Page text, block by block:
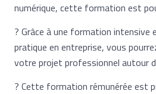
numérique, cette formation est
? Grâce à une formation intensive
pratique en entreprise, vous
votre projet professionnel autour
? Cette formation rémunérée est